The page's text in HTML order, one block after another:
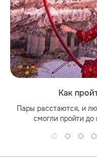
Как
Пары расстаются, и
смогли пройти